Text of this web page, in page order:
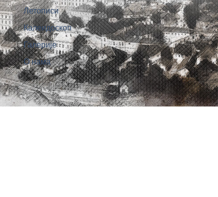
Летописи
Калеидоскоп
Галерије
О нама